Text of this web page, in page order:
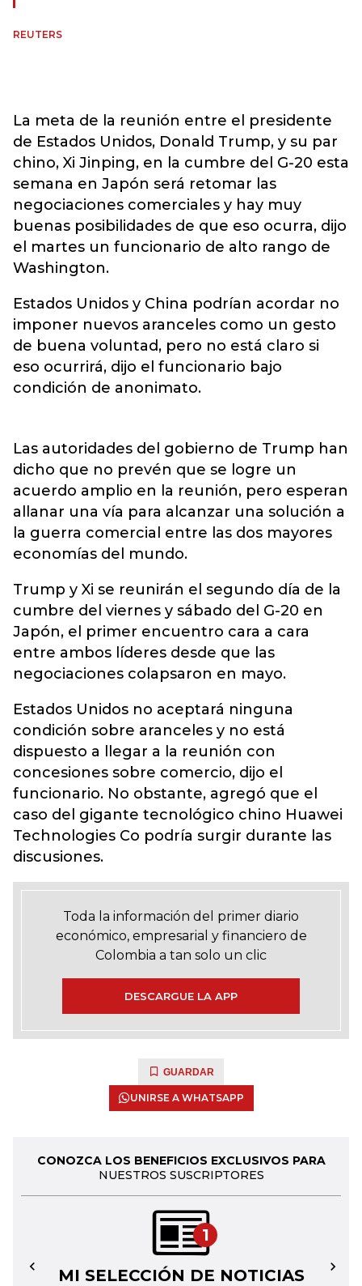
REUTERS
La meta de la reunión entre el presidente
de Estados Unidos, Donald Trump, y su par
chino, Xi Jinping, en la cumbre del G-20 esta
semana en Japón será retomar las
negociaciones comerciales y hay muy
buenas posibilidades de que eso ocurra, dijo
el martes un funcionario de alto rango de
Washington.
Estados Unidos y China podrían acordar no
imponer nuevos aranceles como un gesto
de buena voluntad, pero no está claro si
eso ocurrirá, dijo el funcionario bajo
condición de anonimato.
Las autoridades del gobierno de Trump han
dicho que no prevén que se logre un
acuerdo amplio en la reunión, pero esperan
allanar una vía para alcanzar una solución a
la guerra comercial entre las dos mayores
economías del mundo.
Trump y Xi se reunirán el segundo día de la
cumbre del viernes y sábado del G-20 en
Japón, el primer encuentro cara a cara
entre ambos líderes desde que las
negociaciones colapsaron en mayo.
Estados Unidos no aceptará ninguna
condición sobre aranceles y no está
dispuesto a llegar a la reunión con
concesiones sobre comercio, dijo el
funcionario. No obstante, agregó que el
caso del gigante tecnológico chino Huawei
Technologies Co podría surgir durante las
discusiones.
Toda la información del primer diario
económico, empresarial y financiero de
Colombia a tan solo un clic
DESCARGUE LA APP
GUARDAR
UNIRSE A WHATSAPP
CONOZCA LOS BENEFICIOS EXCLUSIVOS PARA
NUESTROS SUSCRIPTORES
1
MI SELECCIÓN DE NOTICIAS
← →